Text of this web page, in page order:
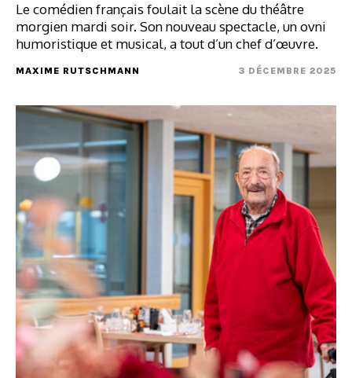
Le comédien français foulait la scène du théâtre
morgien mardi soir. Son nouveau spectacle, un ovni
humoristique et musical, a tout d’un chef d’œuvre.
MAXIME RUTSCHMANN 3 DÉCEMBRE 2025